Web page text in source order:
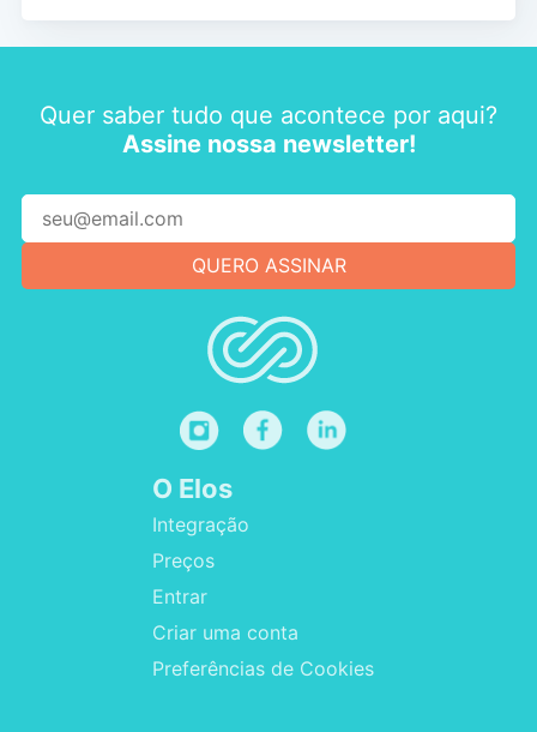
Quer saber tudo que acontece por aqui?
Assine nossa newsletter!
O Elos
Integração
Preços
Entrar
Criar uma conta
Preferências de Cookies